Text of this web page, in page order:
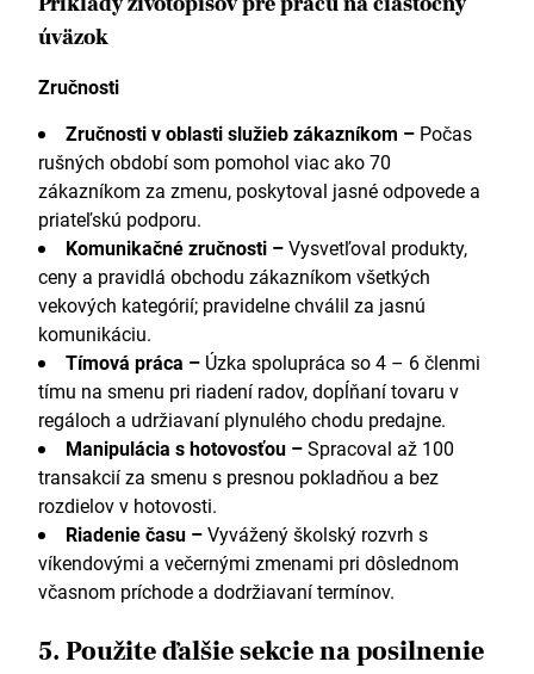
úväzok
Zručnosti
Zručnosti v oblasti služieb zákazníkom – Počas
rušných období som pomohol viac ako 70
zákazníkom za zmenu, poskytoval jasné odpovede a
priateľskú podporu.
Komunikačné zručnosti –Vysvetľoval produkty,
ceny a pravidlá obchodu zákazníkom všetkých
vekových kategórií; pravidelne chválil za jasnú
komunikáciu.
Tímová práca – Úzka spolupráca so 4 – 6 členmi
tímu na smenu pri riadení radov, dopĺňaní tovaru v
regáloch a udržiavaní plynulého chodu predajne.
Manipulácia s hotovosťou –Spracoval až 100
transakcií za smenu s presnou pokladňou a bez
rozdielov v hotovosti.
Riadenie času –Vyvážený školský rozvrh s
víkendovými a večernými zmenami pri dôslednom
včasnom príchode a dodržiavaní termínov.
5. Použite ďalšie sekcie na posilnenie